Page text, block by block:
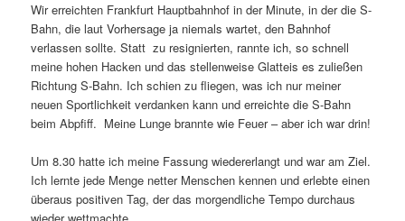
Wir erreichten Frankfurt Hauptbahnhof in der Minute, in der die S-
Bahn, die laut Vorhersage ja niemals wartet, den Bahnhof
verlassen sollte. Statt zu resignierten, rannte ich, so schnell
meine hohen Hacken und das stellenweise Glatteis es zuließen
Richtung S-Bahn. Ich schien zu fliegen, was ich nur meiner
neuen Sportlichkeit verdanken kann und erreichte die S-Bahn
beim Abpfiff. Meine Lunge brannte wie Feuer – aber ich war drin!
Um 8.30 hatte ich meine Fassung wiedererlangt und war am Ziel.
Ich lernte jede Menge netter Menschen kennen und erlebte einen
überaus positiven Tag, der das morgendliche Tempo durchaus